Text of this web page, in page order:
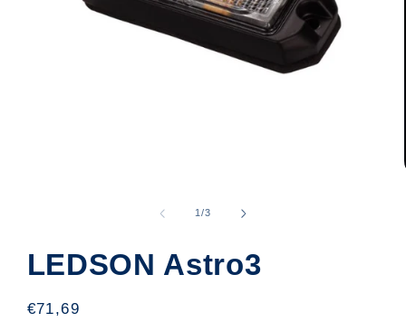
1/kohta
3
LEDSON Astro3
Hind
€71,69